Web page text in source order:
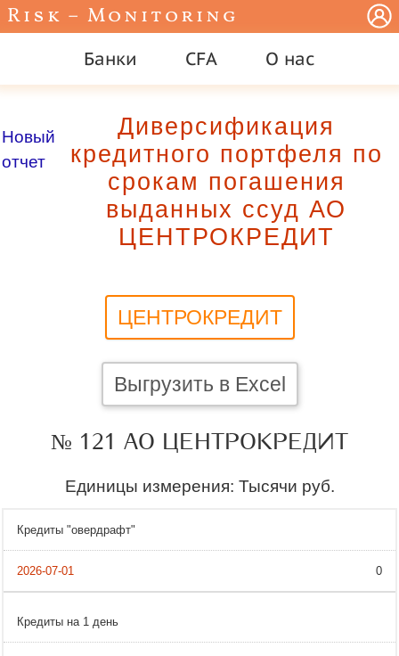
Risk – Monitoring
Банки CFA О нас
Новый
отчет
Диверсификация
кредитного портфеля по
срокам погашения
выданных ссуд АО
ЦЕНТРОКРЕДИТ
ЦЕНТРОКРЕДИТ
Выгрузить в Excel
№ 121 АО ЦЕНТРОКРЕДИТ
Единицы измерения: Тысячи руб.
Кредиты "овердрафт"
0
Кредиты на 1 день